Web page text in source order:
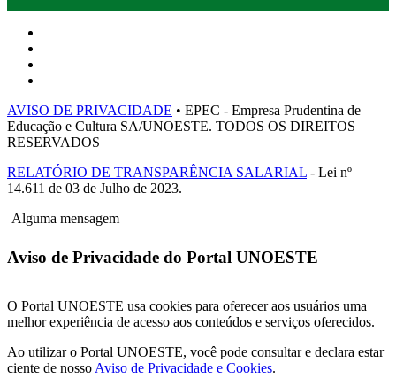
AVISO DE PRIVACIDADE • EPEC - Empresa Prudentina de
Educação e Cultura SA/UNOESTE. TODOS OS DIREITOS
RESERVADOS
RELATÓRIO DE TRANSPARÊNCIA SALARIAL - Lei nº
14.611 de 03 de Julho de 2023.
Alguma mensagem
Aviso de Privacidade do Portal UNOESTE
O Portal UNOESTE usa cookies para oferecer aos usuários uma
melhor experiência de acesso aos conteúdos e serviços oferecidos.
Ao utilizar o Portal UNOESTE, você pode consultar e declara estar
ciente de nosso Aviso de Privacidade e Cookies.